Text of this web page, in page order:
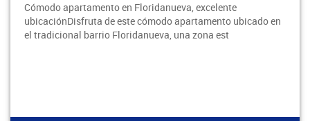
Cómodo apartamento en Floridanueva, excelente
ubicaciónDisfruta de este cómodo apartamento ubicado en
el tradicional barrio Floridanueva, una zona est